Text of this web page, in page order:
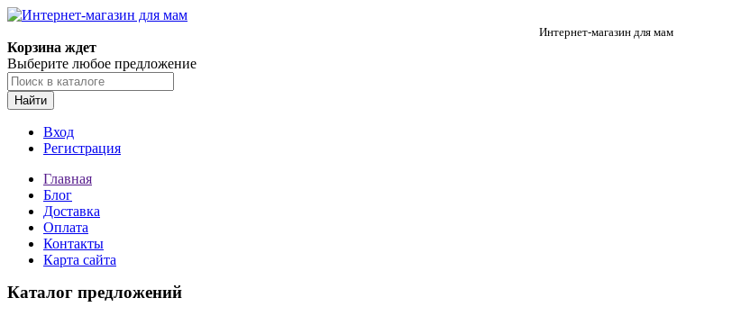
Интернет-магазин для мам
Корзина ждет
Выберите любое предложение
Найти
Вход
Регистрация
Главная
Блог
Доставка
Оплата
Контакты
Карта сайта
Каталог предложений